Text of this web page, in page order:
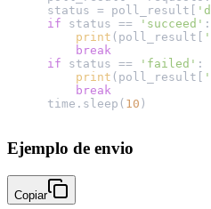
    status = poll_result[
if status == 'succeed' :
print (poll_result[
break
if status == 'failed' :
print (poll_result[
break
    time.sleep(
10
Ejemplo de envio
Copiar